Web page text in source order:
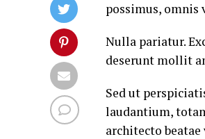
possimus, omnis
Nulla pariatur.
deserunt mollit
Sed ut
laudantium,
architecto